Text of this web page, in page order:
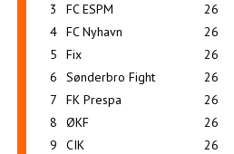
3
FC ESPM 26
4 FC Nyhavn 26
5
Fix 26
6
Sønderbro Fight 26
7
FK Prespa 26
8
ØKF 26
9
CIK 26